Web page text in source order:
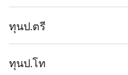
ทุนป.ตรี
ทุนป.โท